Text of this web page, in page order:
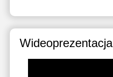
Wideoprezentacja